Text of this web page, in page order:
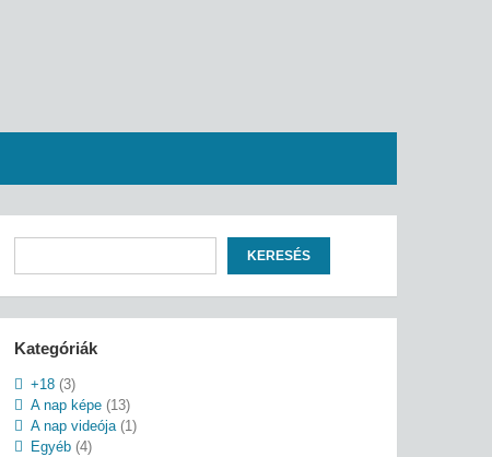
KERESÉS
Kategóriák
+18(3)
A nap képe(13)
A nap videója(1)
Egyéb(4)